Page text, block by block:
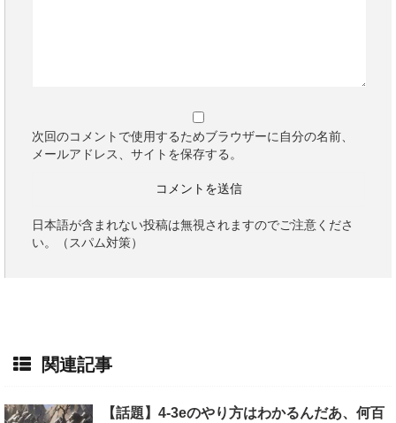
次回のコメントで使用するためブラウザーに自分の名前、
メールアドレス、サイトを保存する。
日本語が含まれない投稿は無視されますのでご注意くださ
い。（スパム対策）
関連記事
【話題】4-3eのやり方はわかるんだあ、何百